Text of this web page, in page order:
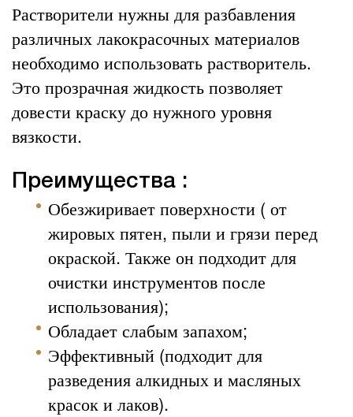
Растворители нужны для разбавления
различных лакокрасочных материалов
необходимо использовать растворитель.
Это прозрачная жидкость позволяет
довести краску до нужного уровня
вязкости.
Преимущества :
Обезжиривает поверхности ( от
жировых пятен, пыли и грязи перед
окраской. Также он подходит для
очистки инструментов после
использования);
Обладает слабым запахом;
Эффективный (подходит для
разведения алкидных и масляных
красок и лаков).